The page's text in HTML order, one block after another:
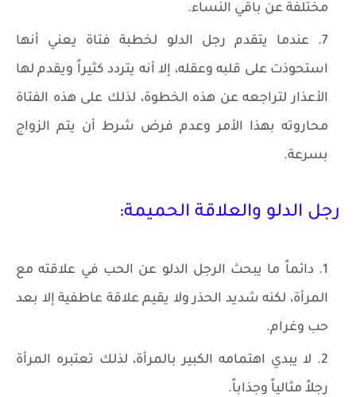
مختلفة عن باقي النساء.
عندما يتقدم رجل الدلو لخطبة فتاة يعني أنها
استحوذت على قلبه وعقله، إلا أنه يتردد كثيراً ويقدم لها
الأعذار لتراجعه عن هذه الخطوة، لذلك على هذه الفتاة
محاروته بهذا الأمر وعدم فرض شرط أن يتم الزواج
بسرعة.
رجل الدلو والعلاقة الحميمة:
دائماً ما يبحث الرجل الدلو عن الحب في علاقته مع
المرأة، لكنه شديد الحذر ولا يقيم علاقة عاطفية إلا بعد
حب وغرام.
لا يبدي اهتمامه الكبير بالمرأة، لذلك تعتبره المرأة
رجلاً مثالياً وجذاباً.